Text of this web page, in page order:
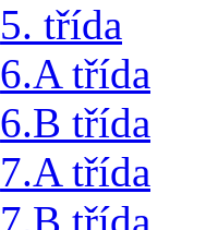
5. třída
6.A třída
6.B třída
7.A třída